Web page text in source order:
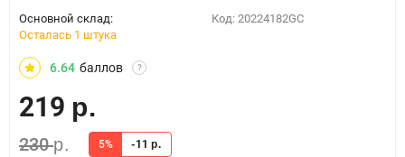
Основной склад:
Осталась 1 штука
Код: 20224182GC
6.64 баллов ?
219 р.
230р. 5% -11 р.